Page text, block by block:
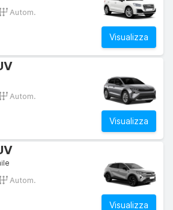
Autom.
Visualizza
Autom.
Visualizza
Autom.
Visualizza